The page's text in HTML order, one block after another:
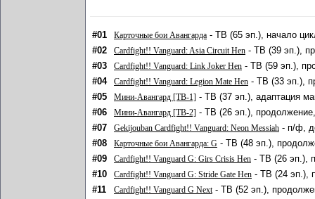
#01 Карточные бои Авангарда - ТВ (65 эп.), начало
#02
Cardfight!! Vanguard: Asia Circuit Hen - ТВ (39 эп.),
#03
Cardfight!! Vanguard: Link Joker Hen - ТВ (59 эп.),
#04
Cardfight!! Vanguard: Legion Mate Hen - ТВ (33 эп.),
#05
Мини-Авангард [ТВ-1] - ТВ (37 эп.), адаптация
#06
Мини-Авангард [ТВ-2] - ТВ (26 эп.),
#07
Gekijouban Cardfight!! Vanguard: Neon Messiah - п/ф,
#08
Карточные бои Авангарда: G - ТВ (48 эп.),
#09
Cardfight!! Vanguard G: Girs Crisis Hen - ТВ (26 эп.),
#10
Cardfight!! Vanguard G: Stride Gate Hen - ТВ (24 эп.),
#11
Cardfight!! Vanguard G Next- ТВ (52 эп.),